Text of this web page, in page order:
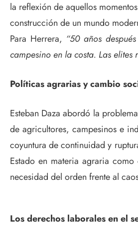
la reflexión de aquellos
construcción de un mundo
Para Herrera, “50 años
campesino en la costa. Las
Políticas agrarias y cambio
Esteban Daza abordó la
de agricultores, campesinos e
coyuntura de continuidad y
Estado en materia agraria
necesidad del orden frente al
Los derechos laborales en el